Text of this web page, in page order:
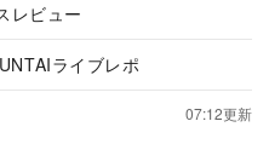
レビュー
ライブレポ
07:12更新